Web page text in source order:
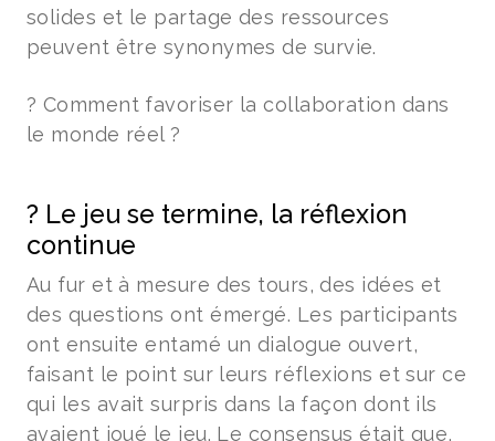
solides et le partage des ressources
peuvent être synonymes de survie.
? Comment favoriser la collaboration dans
le monde réel ?
? Le jeu se termine, la réflexion
continue
Au fur et à mesure des tours, des idées et
des questions ont émergé. Les participants
ont ensuite entamé un dialogue ouvert,
faisant le point sur leurs réflexions et sur ce
qui les avait surpris dans la façon dont ils
avaient joué le jeu. Le consensus était que,